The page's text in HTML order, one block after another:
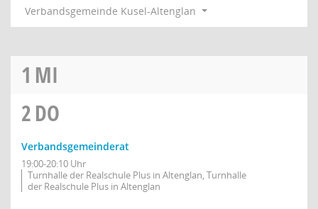
Verbandsgemeinde Kusel-Altenglan
1 MI
2DO
Verbandsgemeinderat
19:00-20:10 Uhr
Turnhalle der Realschule Plus in Altenglan, Turnhalle
der Realschule Plus in Altenglan